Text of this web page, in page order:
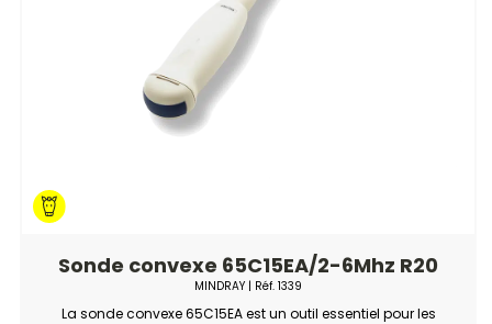
Sonde convexe 65C15EA/2-6Mhz R20
MINDRAY | Réf. 1339
La sonde convexe 65C15EA est un outil essentiel pour les